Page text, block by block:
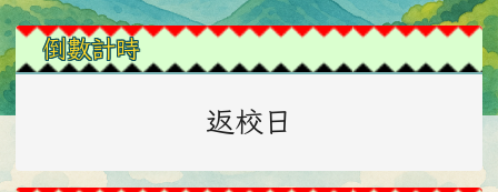
左邊區域內容
倒數計時
返校日